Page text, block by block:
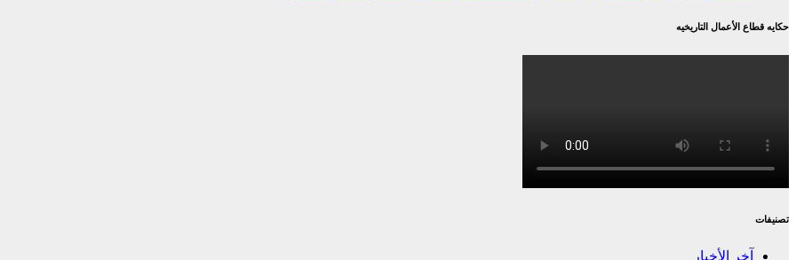
حكايه قطاع الأعمال التاريخيه
تصنيفات
آخر الأخبار